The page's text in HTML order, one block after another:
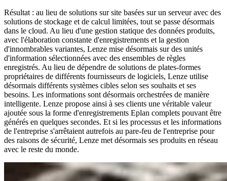
Résultat : au lieu de solutions sur site basées sur un serveur avec des
solutions de stockage et de calcul limitées, tout se passe désormais
dans le cloud. Au lieu d'une gestion statique des données produits,
avec l'élaboration constante d'enregistrements et la gestion
d'innombrables variantes, Lenze mise désormais sur des unités
d'information sélectionnées avec des ensembles de règles
enregistrés. Au lieu de dépendre de solutions de plates-formes
propriétaires de différents fournisseurs de logiciels, Lenze utilise
désormais différents systèmes cibles selon ses souhaits et ses
besoins. Les informations sont désormais orchestrées de manière
intelligente. Lenze propose ainsi à ses clients une véritable valeur
ajoutée sous la forme d'enregistrements Eplan complets pouvant être
générés en quelques secondes. Et si les processus et les informations
de l'entreprise s'arrêtaient autrefois au pare-feu de l'entreprise pour
des raisons de sécurité, Lenze met désormais ses produits en réseau
avec le reste du monde.